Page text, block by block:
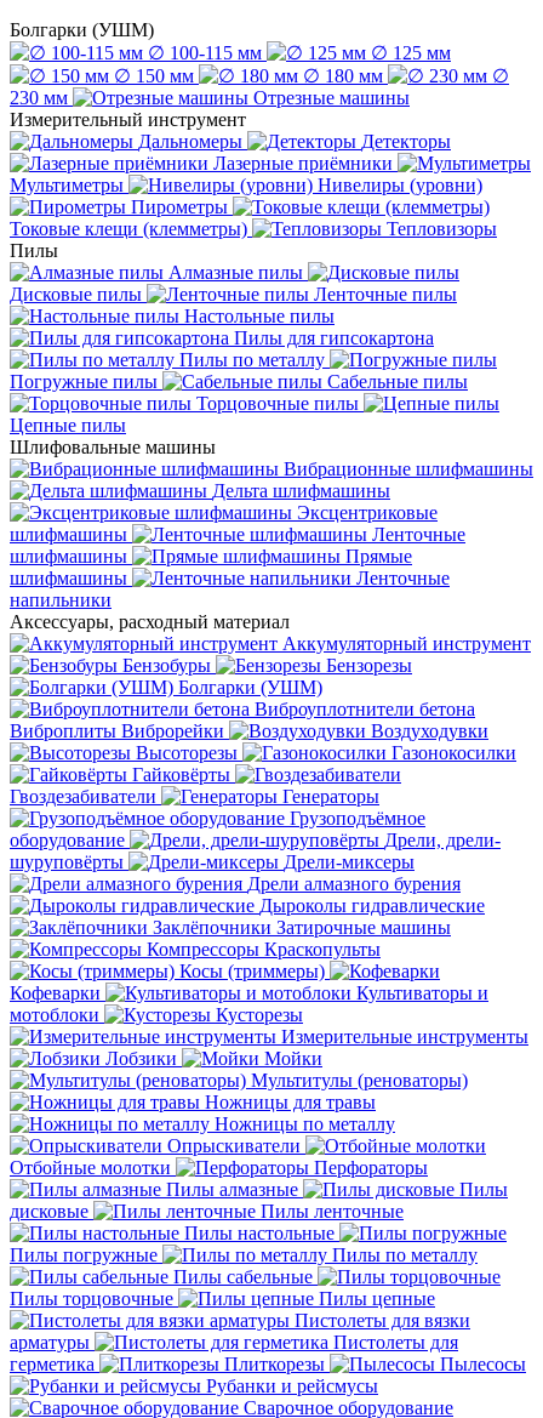
Болгарки (УШМ)
∅ 100-115 мм
∅ 125 мм
∅ 150 мм
∅ 180 мм
∅
230 мм
Отрезные машины
Измерительный инструмент
Дальномеры
Детекторы
Лазерные приёмники
Мультиметры
Нивелиры (уровни)
Пирометры
Токовые клещи (клемметры)
Тепловизоры
Пилы
Алмазные пилы
Дисковые пилы
Ленточные пилы
Настольные пилы
Пилы для гипсокартона
Пилы по металлу
Погружные пилы
Сабельные пилы
Торцовочные пилы
Цепные пилы
Шлифовальные машины
Вибрационные шлифмашины
Дельта шлифмашины
Эксцентриковые
шлифмашины
Ленточные
шлифмашины
Прямые
шлифмашины
Ленточные
напильники
Аксессуары, расходный материал
Аккумуляторный инструмент
Бензобуры
Бензорезы
Болгарки (УШМ)
Виброуплотнители бетона
Виброплиты Виброрейки
Воздуходувки
Высоторезы
Газонокосилки
Гайковёрты
Гвоздезабиватели
Генераторы
Грузоподъёмное
оборудование
Дрели, дрели-
шуруповёрты
Дрели-миксеры
Дрели алмазного бурения
Дыроколы гидравлические
Заклёпочники Затирочные машины
Компрессоры Краскопульты
Косы (триммеры)
Кофеварки
Культиваторы и
мотоблоки
Кусторезы
Измерительные инструменты
Лобзики
Мойки
Мультитулы (реноваторы)
Ножницы для травы
Ножницы по металлу
Опрыскиватели
Отбойные молотки
Перфораторы
Пилы алмазные
Пилы
дисковые
Пилы ленточные
Пилы настольные
Пилы погружные
Пилы по металлу
Пилы сабельные
Пилы торцовочные
Пилы цепные
Пистолеты для вязки
арматуры
Пистолеты для
герметика
Плиткорезы
Пылесосы
Рубанки и рейсмусы
Сварочное оборудование